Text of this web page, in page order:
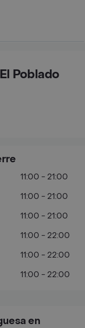
Poblado
en
11:00 - 21:00
11:00 - 21:00
11:00 - 21:00
11:00 - 22:00
11:00 - 22:00
11:00 - 22:00